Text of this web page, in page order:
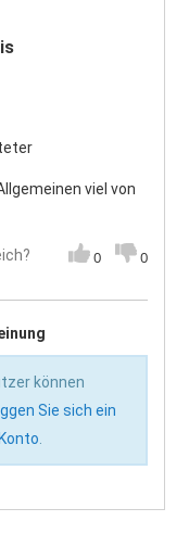
viel von
0 0
können
Sie sich ein